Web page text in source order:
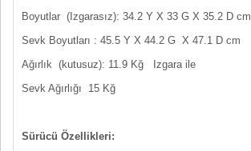
Boyutlar (Izgarasız): 34.2 Y X 33 G X 35.2 D cm
Sevk Boyutları : 45.5 Y X 44.2 G X 47.1 D cm
Ağırlık (kutusuz): 11.9 Kğ Izgara ile
Sevk Ağırlığı 15 Kğ
Sürücü Özellikleri: